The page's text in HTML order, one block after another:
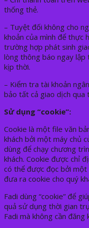
thống thẻ.
– Tuyệt đối không cho
khoản của mình để
trường hợp phát sinh
lòng thông báo ngay
kịp thời.
– Kiểm tra tài khoản
bảo tất cả giao dịch qua
Sử dụng “cookie”:
Cookie là một file văn
khách bởi một máy chủ
dùng để chạy chương
khách. Cookie được chỉ
có thể được đọc bởi
đưa ra cookie cho quý
Fadi dùng “cookie” để
quả sử dụng thời gian
Fadi mà không cần đăng